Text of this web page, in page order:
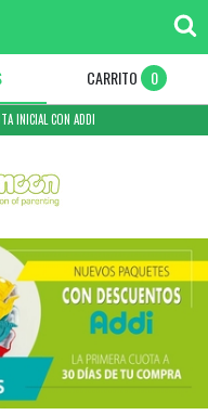
CARRITO 0
INICIAL CON ADDI